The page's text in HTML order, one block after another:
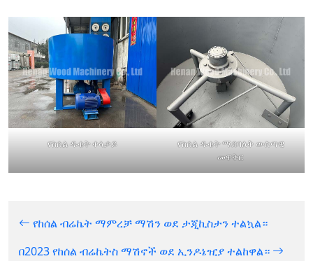
የከሰል ዱቄት ቀላቃይ
የከሰል ዱቄት ማደባለቅ ውስጣዊ
መዋቅር
የከሰል ብሬኬት ማምረቻ ማሽን ወደ ታጂኪስታን ተልኳል።
በ2023 የከሰል ብሬኬትስ ማሽኖች ወደ ኢንዶኔዢያ ተልከዋል።